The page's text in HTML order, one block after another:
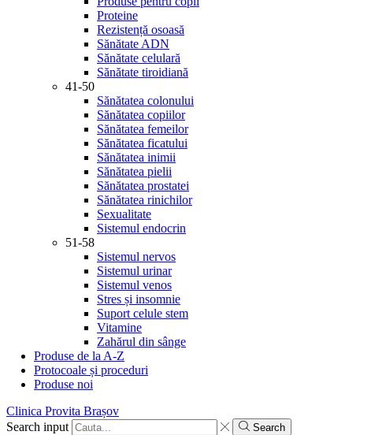
Proteine
Rezistență osoasă
Sănătate ADN
Sănătate celulară
Sănătate tiroidiană
41-50
Sănătatea colonului
Sănătatea copiilor
Sănătatea femeilor
Sănătatea ficatului
Sănătatea inimii
Sănătatea pielii
Sănătatea prostatei
Sănătatea rinichilor
Sexualitate
Sistemul endocrin
51-58
Sistemul nervos
Sistemul urinar
Sistemul venos
Stres și insomnie
Suport celule stem
Vitamine
Zahărul din sânge
Produse de la A-Z
Protocoale și proceduri
Produse noi
Clinica Provita Brașov
Search input
Search